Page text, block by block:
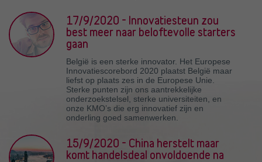
17/9/2020 - Innovatiesteun zou
best meer naar beloftevolle starters
gaan
België is een sterke innovator. Het Europese
Innovatiescorebord 2020 plaatst België maar
liefst op plaats zes in de Europese Unie.
Sterke punten zijn ons aantrekkelijke
onderzoekstelsel, sterke universiteiten, en
onze KMO’s die erg innovatief zijn en
onderling goed samenwerken.
15/9/2020 - China herstelt maar
komt handelsdeal onvoldoende na